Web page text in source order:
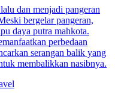
dan menjadi pangeran
bergelar pangeran,
daya putra mahkota.
perbedaan
serangan balik yang
membalikkan nasibnya.